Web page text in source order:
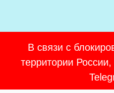
В связи с
территории